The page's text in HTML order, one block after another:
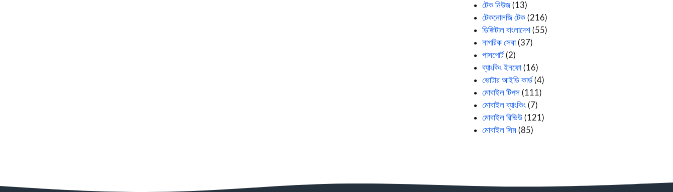
টেক নিউজ(13)
টেকনোলজি টেক (216)
ডিজিটাল বাংলাদেশ (55)
নাগরিক সেবা(37)
পাসপোর্ট (2)
ব্যাংকিং ইনফো(16)
ভোটার আইডি কার্ড (4)
মোবাইল টিপস (111)
মোবাইল ব্যাংকিং (7)
মোবাইল রিভিউ (121)
মোবাইল সিম (85)